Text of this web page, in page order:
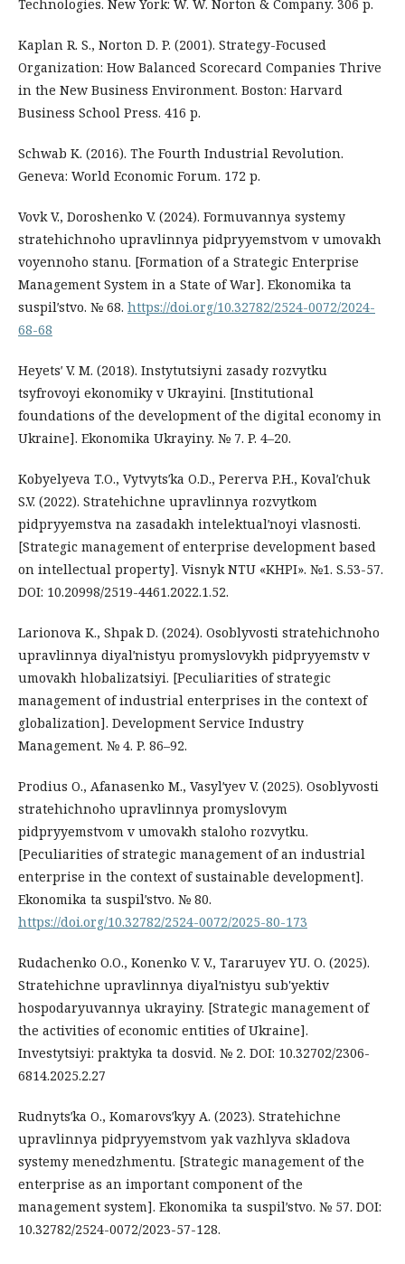
Technologies. New York: W. W. Norton & Company. 306 p.
Kaplan R. S., Norton D. P. (2001). Strategy-Focused
Organization: How Balanced Scorecard Companies Thrive
in the New Business Environment. Boston: Harvard
Business School Press. 416 p.
Schwab K. (2016). The Fourth Industrial Revolution.
Geneva: World Economic Forum. 172 p.
Vovk V., Doroshenko V. (2024). Formuvannya systemy
stratehichnoho upravlinnya pidpryyemstvom v umovakh
voyennoho stanu. [Formation of a Strategic Enterprise
Management System in a State of War]. Ekonomika ta
suspilʹstvo. № 68. https://doi.org/10.32782/2524-0072/2024-
68-68
Heyetsʹ V. M. (2018). Instytutsiyni zasady rozvytku
tsyfrovoyi ekonomiky v Ukrayini. [Institutional
foundations of the development of the digital economy in
Ukraine]. Ekonomika Ukrayiny. № 7. P. 4–20.
Kobyelyeva T.O., Vytvytsʹka O.D., Pererva P.H., Kovalʹchuk
S.V. (2022). Stratehichne upravlinnya rozvytkom
pidpryyemstva na zasadakh intelektualʹnoyi vlasnosti.
[Strategic management of enterprise development based
on intellectual property]. Visnyk NTU «KHPI». №1. S.53-57.
DOI: 10.20998/2519-4461.2022.1.52.
Larionova K., Shpak D. (2024). Osoblyvosti stratehichnoho
upravlinnya diyalʹnistyu promyslovykh pidpryyemstv v
umovakh hlobalizatsiyi. [Peculiarities of strategic
management of industrial enterprises in the context of
globalization]. Development Service Industry
Management. № 4. P. 86–92.
Prodius O., Afanasenko M., Vasylʹyev V. (2025). Osoblyvosti
stratehichnoho upravlinnya promyslovym
pidpryyemstvom v umovakh staloho rozvytku.
[Peculiarities of strategic management of an industrial
enterprise in the context of sustainable development].
Ekonomika ta suspilʹstvo. № 80.
https://doi.org/10.32782/2524-0072/2025-80-173
Rudachenko O.O., Konenko V. V., Tararuyev YU. O. (2025).
Stratehichne upravlinnya diyalʹnistyu sub'yektiv
hospodaryuvannya ukrayiny. [Strategic management of
the activities of economic entities of Ukraine].
Investytsiyi: praktyka ta dosvid. № 2. DOI: 10.32702/2306-
6814.2025.2.27
Rudnytsʹka O., Komarovsʹkyy A. (2023). Stratehichne
upravlinnya pidpryyemstvom yak vazhlyva skladova
systemy menedzhmentu. [Strategic management of the
enterprise as an important component of the
management system]. Ekonomika ta suspilʹstvo. № 57. DOI:
10.32782/2524-0072/2023-57-128.